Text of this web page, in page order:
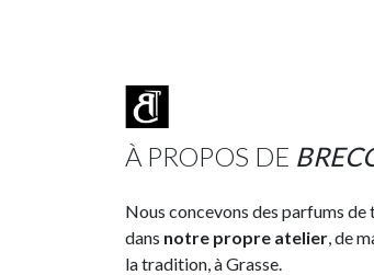
À PROPOS DE
Nous concevons des parfums
dans notre propre atelier , de
la tradition, à Grasse.